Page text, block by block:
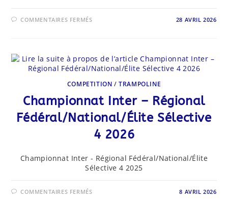
COMMENTAIRES FERMÉSSUR 28 AVRIL 2026
COMPETITION /TRAMPOLINE
Championnat Inter – Régional
Fédéral/National/Élite Sélective
4 2026
Championnat Inter - Régional Fédéral/National/Élite
Sélective 4 2025
COMMENTAIRES FERMÉSSUR 8 AVRIL 2026